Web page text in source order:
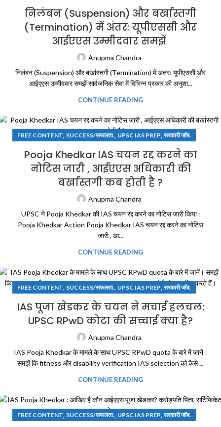
निलंबन (Suspension) और बर्खास्तगी
(Termination) में अंतर: यूपीएससी और
आईएएस उम्मीदवार समझें
Anupma Chandra
निलंबन (Suspension) और बर्खास्तगी (Termination) में अंतर: यूपीएससी और
आईएएस उम्मीदवार समझें सार्वजनिक सेवा में विभिन्न प्रकार की अनुशा...
CONTINUE READING
FREE CONTENT, SUCCESS/सफलता., UPSC IAS PREP, सरकारी जॉब.
Pooja Khedkar IAS चयन रद्द करने का
नोटिस जारी , आईएएस अधिकारी की
बर्खास्तगी कब होती है ?
Anupma Chandra
UPSC ने Pooja Khedkar की IAS चयन रद्द करने का नोटिस जारी किया :
Pooja Khedkar Action Pooja Khedkar IAS चयन रद्द करने का नोटिस
जारी , आ...
CONTINUE READING
FREE CONTENT, SUCCESS/सफलता., UPSC IAS PREP, सरकारी जॉब.
IAS पूजा खेडकर के चयन ने मचाई हलचल:
UPSC RPwD कोटा की सच्चाई क्या है?
Anupma Chandra
IAS Pooja Khedkar के मामले के साथ UPSC RPwD quota के बारे में जानें।
समझें कि fitness और disability verification IAS selection को कैसे ...
CONTINUE READING
FREE CONTENT, SUCCESS/सफलता., UPSC IAS PREP, सरकारी जॉब.